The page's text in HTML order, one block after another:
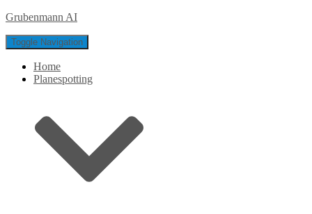
Grubenmann AI
Toggle Navigation
Home
Planespotting